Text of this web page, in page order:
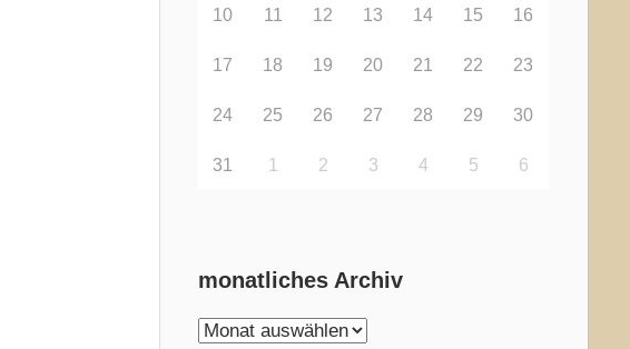
10 11 12 13 14 15 16
17 18 19 20 21 22 23
24 25 26 27 28 29 30
31 1 2 3 4 5 6
monatliches Archiv
monatliches